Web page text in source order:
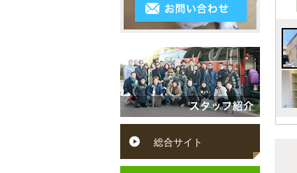
チ
ン
ペ
ッ
ト
区
遠
賀
町
水
巻
５
円
～
６
万
円
総合サイト